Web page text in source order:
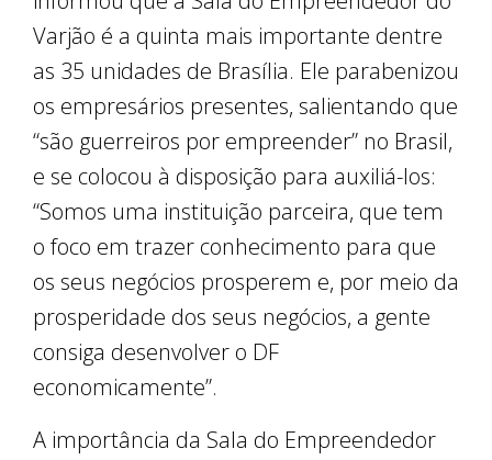
Varjão é a quinta mais importante dentre
as 35 unidades de Brasília. Ele parabenizou
os empresários presentes, salientando que
“são guerreiros por empreender” no Brasil,
e se colocou à disposição para auxiliá-los:
“Somos uma instituição parceira, que tem
o foco em trazer conhecimento para que
os seus negócios prosperem e, por meio da
prosperidade dos seus negócios, a gente
consiga desenvolver o DF
economicamente”.
A importância da Sala do Empreendedor